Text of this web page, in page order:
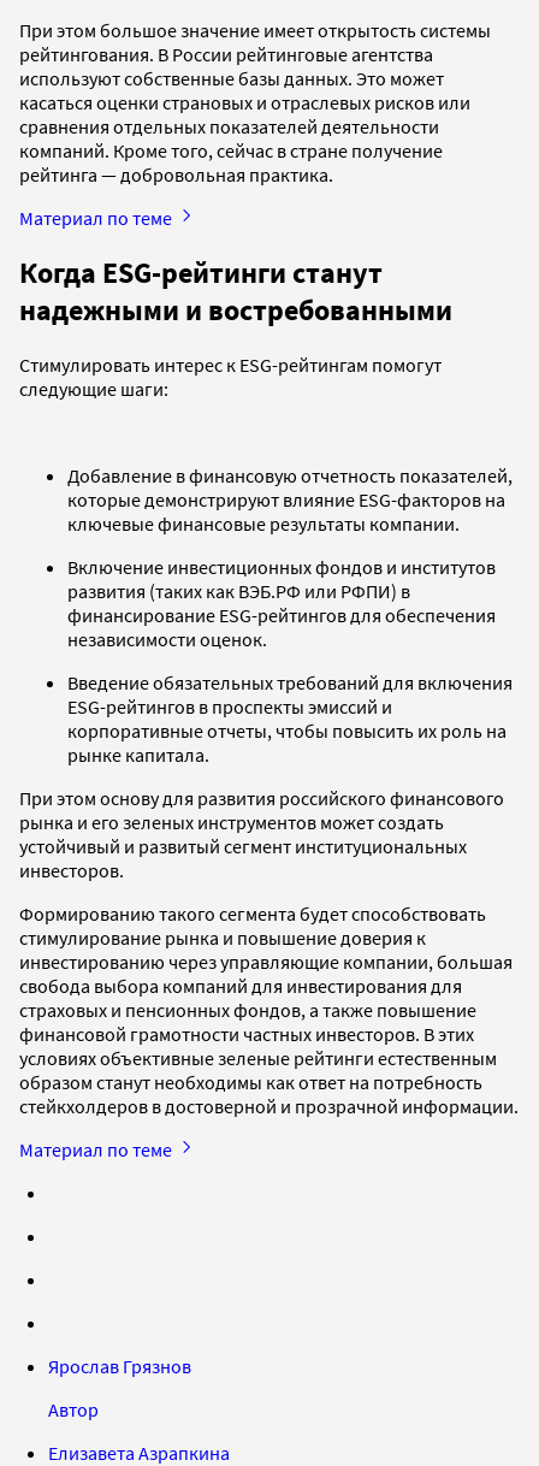
При этом большое значение имеет открытость системы
рейтингования. В России рейтинговые агентства
используют собственные базы данных. Это может
касаться оценки страновых и отраслевых рисков или
сравнения отдельных показателей деятельности
компаний. Кроме того, сейчас в стране получение
рейтинга — добровольная практика.
Материал по теме
Когда ESG-рейтинги станут
надежными и востребованными
Стимулировать интерес к ESG-рейтингам помогут
следующие шаги:
Добавление в финансовую отчетность показателей,
которые демонстрируют влияние ESG-факторов на
ключевые финансовые результаты компании.
Включение инвестиционных фондов и институтов
развития (таких как ВЭБ.РФ или РФПИ) в
финансирование ESG-рейтингов для обеспечения
независимости оценок.
Введение обязательных требований для включения
ESG-рейтингов в проспекты эмиссий и
корпоративные отчеты, чтобы повысить их роль на
рынке капитала.
При этом основу для развития российского финансового
рынка и его зеленых инструментов может создать
устойчивый и развитый сегмент институциональных
инвесторов.
Формированию такого сегмента будет способствовать
стимулирование рынка и повышение доверия к
инвестированию через управляющие компании, большая
свобода выбора компаний для инвестирования для
страховых и пенсионных фондов, а также повышение
финансовой грамотности частных инвесторов. В этих
условиях объективные зеленые рейтинги естественным
образом станут необходимы как ответ на потребность
стейкхолдеров в достоверной и прозрачной информации.
Материал по теме
Ярослав Грязнов
Автор
Елизавета Азрапкина